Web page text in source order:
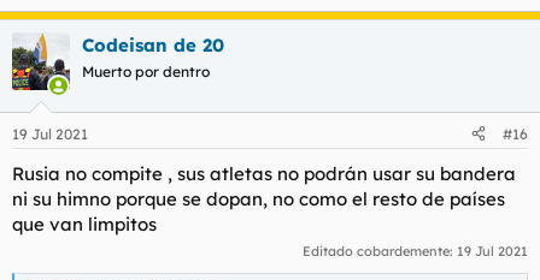
Codeisan de 20
Muerto por dentro
19 Jul 2021 #16
Rusia no compite , sus atletas no podrán usar su bandera
ni su himno porque se dopan, no como el resto de países
que van limpitos
Editado cobardemente: 19 Jul 2021